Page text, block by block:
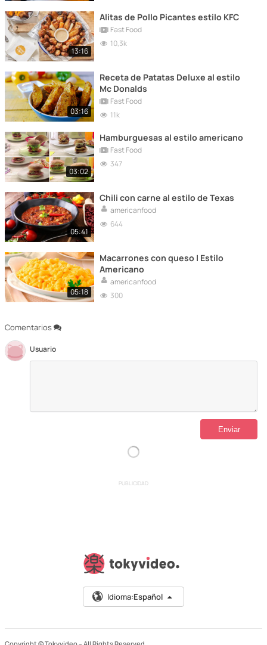
Comentarios
Usuario
13:16
Alitas de Pollo Picantes estilo KFC
Fast Food
10,3k
03:16
Receta de Patatas Deluxe al estilo
Mc Donalds
Fast Food
11k
03:02
Hamburguesas al estilo americano
Fast Food
347
05:41
Chili con carne al estilo de Texas
americanfood
644
05:18
Macarrones con queso | Estilo
Americano
americanfood
300
PUBLICIDAD
Idioma:Español